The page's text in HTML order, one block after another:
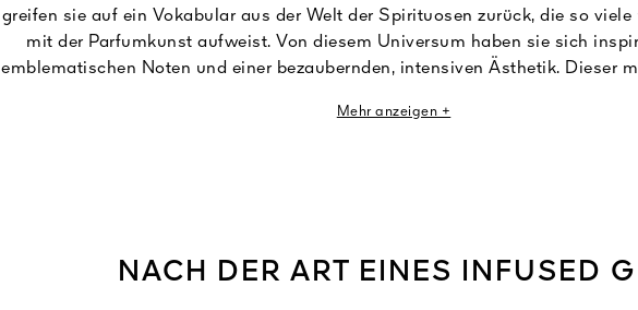
greifen sie auf ein Vokabular aus der Welt der Spirituosen zurück, die so
mit der Parfumkunst aufweist. Von diesem Universum haben sie sich
emblematischen Noten und einer bezaubernden, intensiven Ästhetik. Dieser
dagewesene Verführungskraft.
Mehr anzeigen +
NACH DER ART EINES INFUSED